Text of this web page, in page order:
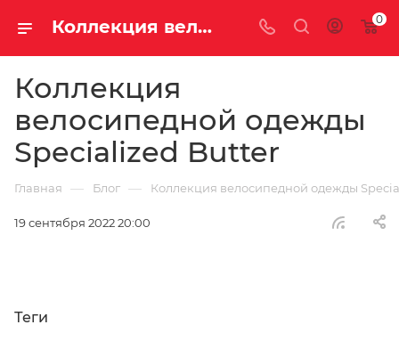
Коллекция велосипедной одежды Specialized Butter | Блог 0
Коллекция
велосипедной одежды
Specialized Butter
Главная — Блог — Коллекция велосипедной одежды
19 сентября 2022 20:00
Теги